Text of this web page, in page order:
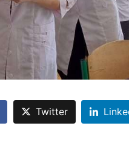
Twitter